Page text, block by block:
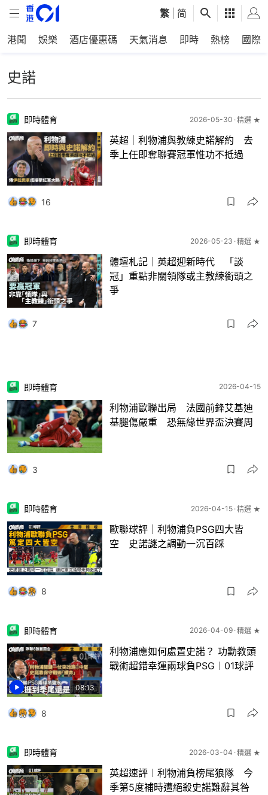
繁 简
港聞 娛樂 酒店優惠碼 天氣消息 即時 熱榜 國際
史諾
即時體育 2026-05-30 精選 ★
英超｜利物浦與教練史諾解約 去
季上任即奪聯賽冠軍惟功不抵過
16
即時體育 2026-05-23 精選 ★
體壇札記｜英超迎新時代 「談
冠」重點非關領隊或主教練銜頭之
爭
7
即時體育 2026-04-15
利物浦歐聯出局 法國前鋒艾基迪
基腿傷嚴重 恐無緣世界盃決賽周
3
即時體育 2026-04-15 精選 ★
歐聯球評｜利物浦負PSG四大皆
空 史諾謎之調動一沉百踩
8
08:13
即時體育 2026-04-09 精選 ★
利物浦應如何處置史諾？ 功勳教頭
戰術超錯幸運兩球負PSG︱01球評
8
即時體育 2026-03-04 精選 ★
英超速評︱利物浦負榜尾狼隊 今
季第5度補時遭絕殺史諾難辭其咎